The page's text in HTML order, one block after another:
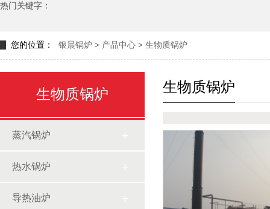
热门关键字：
您的位置： 银晨锅炉 > 产品中心 > 生物质锅炉
生物质锅炉
蒸汽锅炉
热水锅炉
导热油炉
生物质锅炉